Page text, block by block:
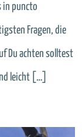
in puncto
Fragen, die
Du achten solltest
leicht […]